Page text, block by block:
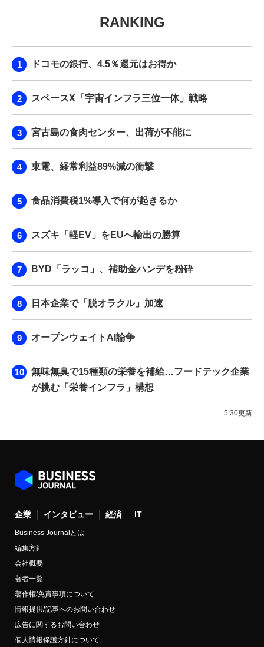
RANKING
ドコモの銀行、4.5％還元はお得か
スペースX「宇宙インフラ三位一体」戦略
宮古島の食肉センター、出荷が不能に
東電、経常利益89%減の衝撃
食品消費税1%導入で何が起きるか
スズキ「軽EV」をEUへ輸出の勝算
BYD「ラッコ」、補助金ハンデを粉砕
日本企業で「脱オラクル」加速
オープンウェイトAI論争
無味無臭で15種類の栄養を補給…フードテック企業
が挑む「栄養インフラ」構想
5:30更新
企業 インタビュー 経済 IT
Business Journalとは
編集方針
会社概要
著者一覧
著作権/免責事項について
情報提供/記事へのお問い合わせ
広告に関するお問い合わせ
個人情報保護方針について